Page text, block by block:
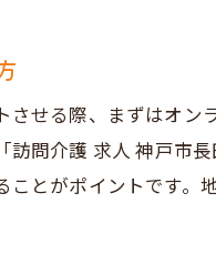
長田区での訪問介護事
根ざした訪問介護のメ
護で地域社会とのつな
せる際、まずはオ
問介護 求人 神戸市
とがポイントです